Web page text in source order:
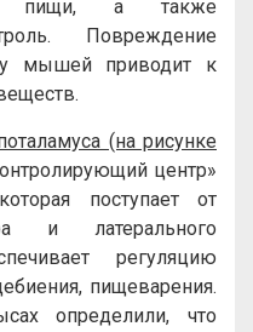
пищи, а также
Повреждение
у мышей приводит к
(на рисунке
центр»
поступает от
и латерального
регуляцию
пищеварения.
определили, что